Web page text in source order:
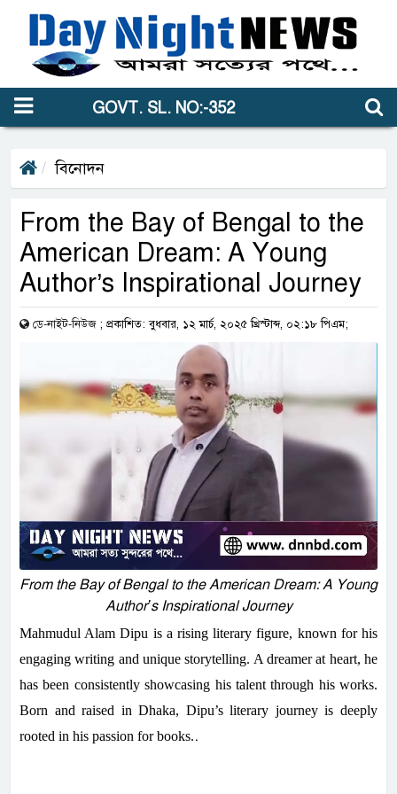
GOVT. SL. NO:-352
বিনোদন
From the Bay of Bengal to the
American Dream: A Young
Author’s Inspirational Journey
ডে-নাইট-নিউজ ; প্রকাশিত: বুধবার, ১২ মার্চ, ২০২৫ খ্রিস্টাব্দ, ০২:১৮ পিএম;
From the Bay of Bengal to the American Dream: A Young
Author’s Inspirational Journey
Mahmudul Alam Dipu is a rising literary figure, known for his
engaging writing and unique storytelling. A dreamer at heart, he
has been consistently showcasing his talent through his works.
Born and raised in Dhaka, Dipu’s literary journey is deeply
rooted in his passion for books..